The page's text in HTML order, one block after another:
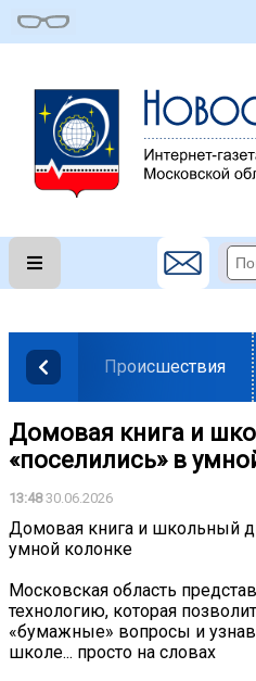
Происшествия
Домовая книга и
«поселились» в
13:4830.06.2026
Домовая книга и школьный
умной колонке
Московская область
технологию, которая
«бумажные» вопросы и
школе... просто на словах